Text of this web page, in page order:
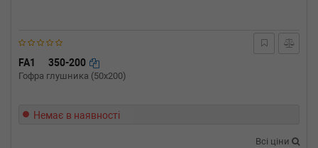
FA1 350-200
Гофра глушника (50x200)
Немає в наявності
Всі ціни